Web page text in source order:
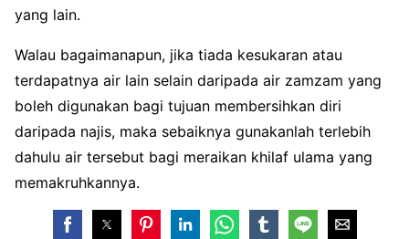
yang lain.
Walau bagaimanapun, jika tiada kesukaran atau
terdapatnya air lain selain daripada air zamzam yang
boleh digunakan bagi tujuan membersihkan diri
daripada najis, maka sebaiknya gunakanlah terlebih
dahulu air tersebut bagi meraikan khilaf ulama yang
memakruhkannya.